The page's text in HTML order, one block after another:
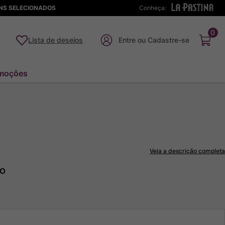
Conheça:
SELECIONADOS
Lista de desejos
0
Veja a descrição completa